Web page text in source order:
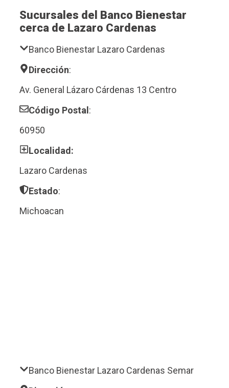
Sucursales del Banco Bienestar
cerca de Lazaro Cardenas
Banco Bienestar Lazaro Cardenas
Dirección:
Av. General Lázaro Cárdenas 13 Centro
Código Postal :
60950
Localidad:
Lazaro Cardenas
Estado:
Michoacan
Banco Bienestar Lazaro Cardenas Semar